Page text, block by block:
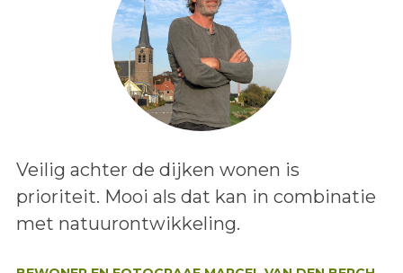
Lees het bericht:
Veilig achter de dijken wonen is
prioriteit. Mooi als dat kan in combinatie
met natuurontwikkeling.